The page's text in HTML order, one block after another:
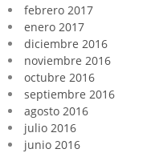
febrero 2017
enero 2017
diciembre 2016
noviembre 2016
octubre 2016
septiembre 2016
agosto 2016
julio 2016
junio 2016